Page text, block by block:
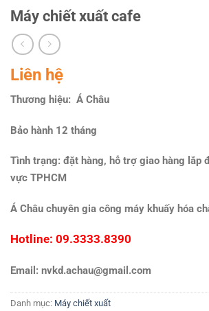
Máy chiết xuất cafe
Liên hệ
Thương hiệu: Á Châu
Bảo hành 12 tháng
Tình trạng: đặt hàng, hỗ trợ giao hàng lắp
vực TPHCM
Á Châu chuyên gia công máy khuấy hóa
Hotline: 09.3333.8390
Email: nvkd.achau@gmail.com
Danh mục: Máy chiết xuất